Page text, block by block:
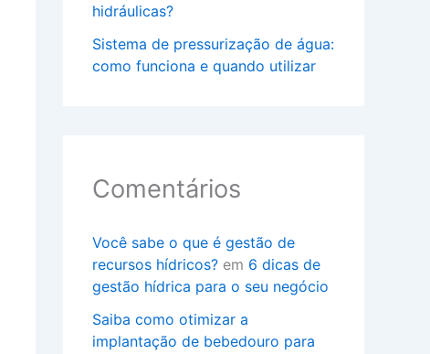
hidráulicas?
Sistema de pressurização de água:
como funciona e quando utilizar
Comentários
Você sabe o que é gestão de
recursos hídricos? em 6 dicas de
gestão hídrica para o seu negócio
Saiba como otimizar a
implantação de bebedouro para